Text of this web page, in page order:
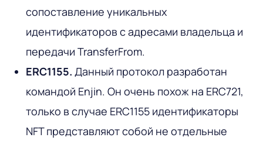
сопоставление уникальных
идентификаторов с адресами владельца и
передачи TransferFrom.
ERC1155. Данный протокол разработан
командой Enjin. Он очень похож на ERC721,
только в случае ERC1155 идентификаторы
NFT представляют собой не отдельные